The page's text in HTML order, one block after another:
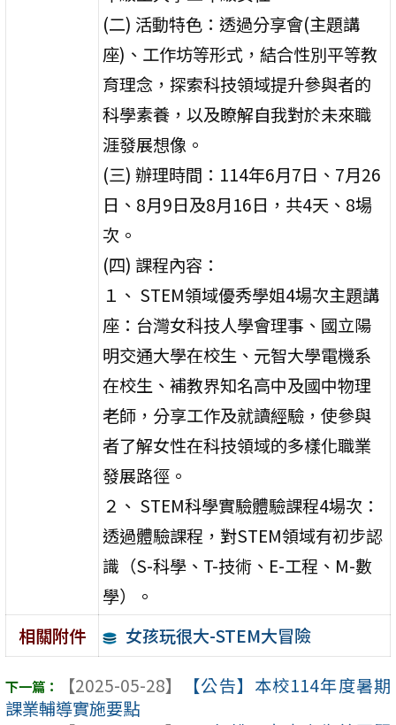
(二) 活動特色：透過分享會(主題講
座)、工作坊等形式，結合性別平等教
育理念，探索科技領域提升參與者的
科學素養，以及瞭解自我對於未來職
涯發展想像。
(三) 辦理時間：114年6月7日、7月26
日、8月9日及8月16日，共4天、8場
次。
(四) 課程內容：
１、 STEM領域優秀學姐4場次主題講
座：台灣女科技人學會理事、國立陽
明交通大學在校生、元智大學電機系
在校生、補教界知名高中及國中物理
老師，分享工作及就讀經驗，使參與
者了解女性在科技領域的多樣化職業
發展路徑。
２、 STEM科學實驗體驗課程4場次：
透過體驗課程，對STEM領域有初步認
識（S-科學、T-技術、E-工程、M-數
學）。
相關附件
女孩玩很大-STEM大冒險
【2025-05-28】
【公告】本校114年度暑期
課業輔導實施要點